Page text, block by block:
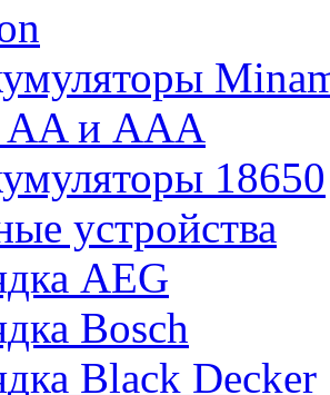
AA и AAA
18650
устройства
AEG
Bosch
Black Decker